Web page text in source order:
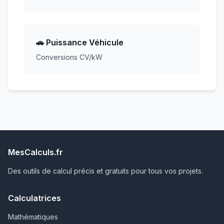
🚗 Puissance Véhicule
Conversions CV/kW
MesCalculs.fr
Des outils de calcul précis et gratuits pour tous vos projets.
Calculatrices
Mathématiques